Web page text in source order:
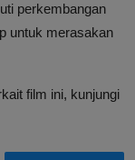
perkembangan
untuk merasakan
film ini, kunjungi